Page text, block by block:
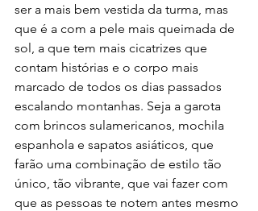
ser a mais bem vestida da turma, mas
que é a com a pele mais queimada de
sol, a que tem mais cicatrizes que
contam histórias e o corpo mais
marcado de todos os dias passados
escalando montanhas. Seja a garota
com brincos sulamericanos, mochila
espanhola e sapatos asiáticos, que
farão uma combinação de estilo tão
único, tão vibrante, que vai fazer com
que as pessoas te notem antes mesmo